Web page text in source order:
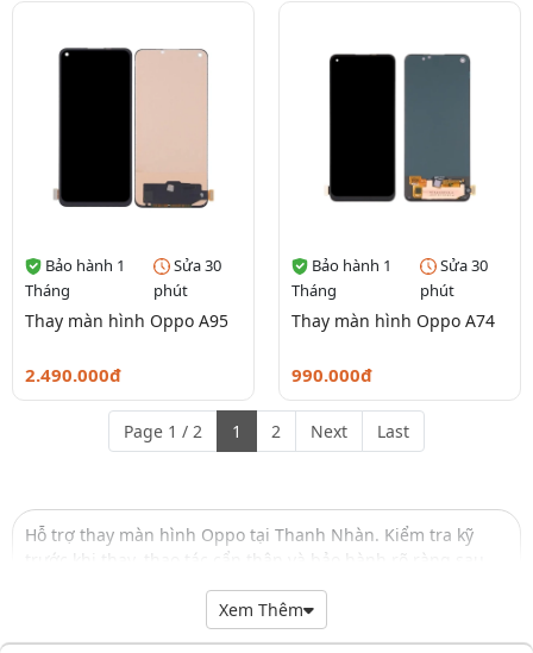
Bảo hành 1
Tháng
Sửa 30
phút
Thay màn hình Oppo A95
2.490.000đ
Bảo hành 1
Tháng
Sửa 30
phút
Thay màn hình Oppo A74
990.000đ
Page 1 / 2 1 2 Next Last
Hỗ trợ thay màn hình Oppo tại Thanh Nhàn. Kiểm tra kỹ
trước khi thay, thao tác cẩn thận và bảo hành rõ ràng sau
Xem Thêm